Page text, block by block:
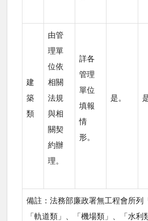
建
築
類
由管
理單
位依
相關
法規
與相
關契
約辦
理。
詳各
管理
單位
填報
情
形。
是。
備註：法務部廉政署無工程會所列
「軌道類」、「機場類」、「水利